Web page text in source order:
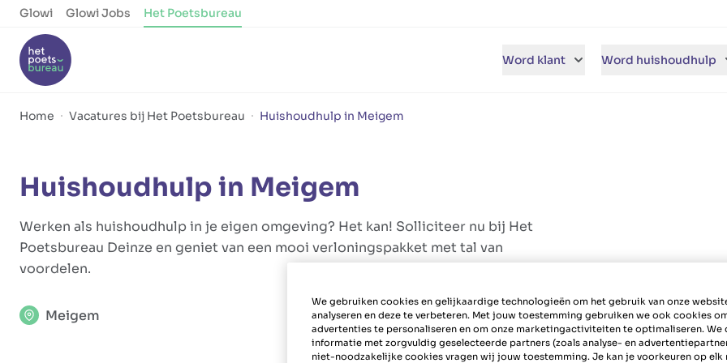
Glowi Glowi Jobs Het Poetsbureau
Word klant Word huishoudhulp
Home Vacatures bij Het Poetsbureau Huishoudhulp in Meigem
Huishoudhulp in Meigem
Werken als huishoudhulp in je eigen omgeving? Het kan! Solliciteer nu bij Het
Poetsbureau Deinze en geniet van een mooi verloningspakket met tal van
voordelen.
Meigem
We gebruiken cookies en gelijkaardige technologieën om het gebruik van onze
analyseren en deze te verbeteren. Met jouw toestemming gebruiken we ook cookies
advertenties te personaliseren en om onze marketingactiviteiten te optimaliseren. We
informatie met zorgvuldig geselecteerde partners (zoals analyse- en
niet-noodzakelijke cookies vragen wij jouw toestemming. Je kan je voorkeuren op elk